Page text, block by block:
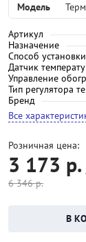
Модель
Артикул
Назначение
Способ установки
Датчик
Управление
Тип регулятора
Бренд
Все
Розничная цена:
3 173
6 346р.